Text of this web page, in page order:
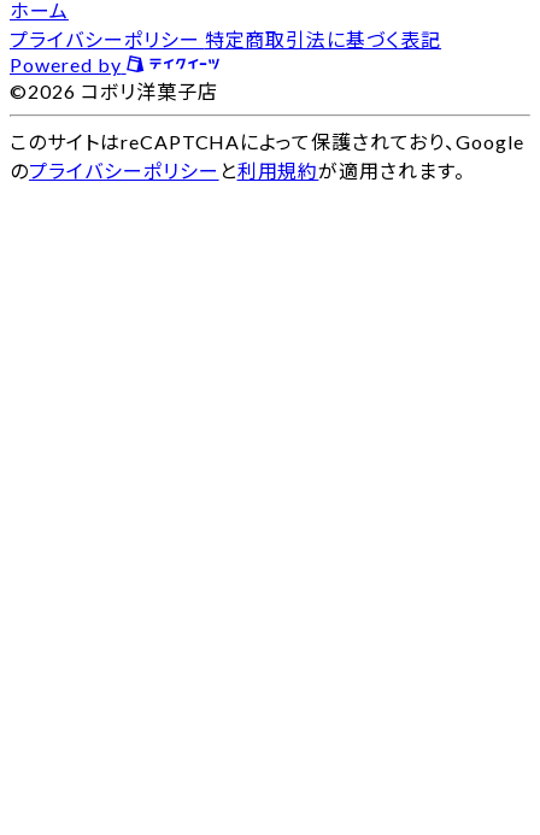
ホーム
プライバシーポリシー 特定商取引法に基づく表記
Powered by
©2026 コボリ洋菓子店
このサイトはreCAPTCHAによって保護されており、Google
のプライバシーポリシー と利用規約が適用されます。